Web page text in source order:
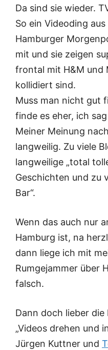
Da sind sie wieder.
So ein Videoding
Hamburger
mit und sie zeigen
frontal mit H&M und
kollidiert sind.
Muss man nicht gut
finde es eher, ich
Meiner Meinung
langweilig. Zu viele
langweilige „total
Geschichten und zu
Bar“.
Wenn das auch nur
Hamburg ist, na
dann liege ich mit
Rumgejammer über
falsch.
Dann doch lieber die
„Videos drehen und
Jürgen Kuttner und